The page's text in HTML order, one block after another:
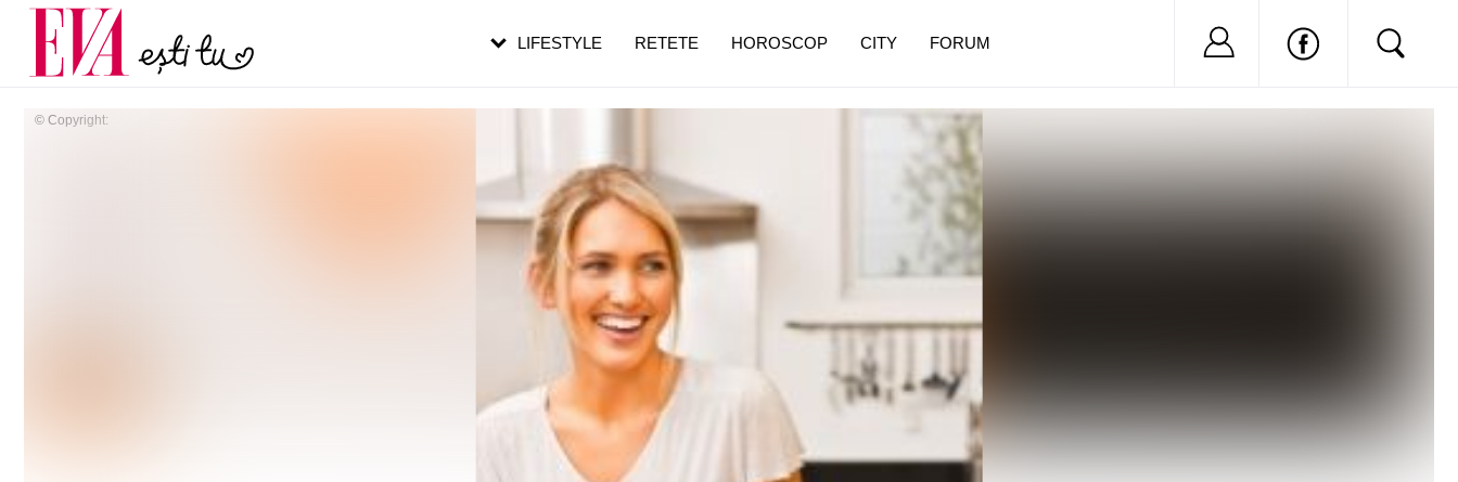
© Copyright:
LIFESTYLE RETETE HOROSCOP CITY FORUM Nu ai cont?
Carieră
Actualitate
pe măsură ce înaintezi în vârstă
de dureroasă este investigația